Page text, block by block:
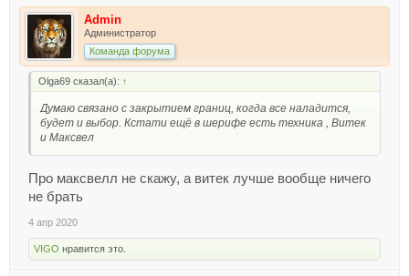
Admin
Администратор
Команда форума
Olga69 сказал(а): ↑
Думаю связано с закрытием границ, когда все наладится,
будет и выбор. Кстати ещё в шерифе есть техника , Витек
и Максвел
Про максвелл не скажу, а витек лучше вообще ничего
не брать
4 апр 2020
VIGO нравится это.